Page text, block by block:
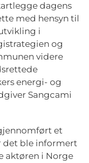
dagens
med hensyn til
i
og
videre
energi- og
Sangcami
et
det ble informert
aktøren i Norge